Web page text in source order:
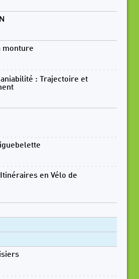
monture
: Trajectoire et
en Vélo de